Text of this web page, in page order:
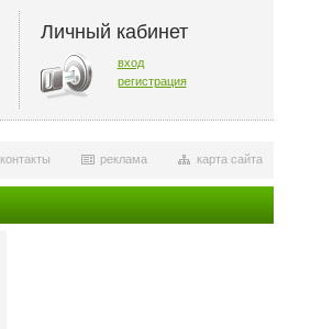
Личный кабинет
вход
регистрация
карта сайта
реклама
контакты